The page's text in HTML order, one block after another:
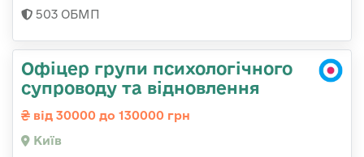
503 ОБМП
Офіцер групи психологічного
супроводу та відновлення
від 30000 до 130000 грн
Київ